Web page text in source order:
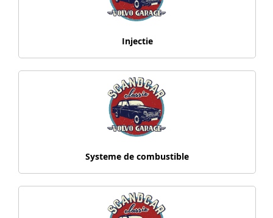
Injectie
Systeme de combustible